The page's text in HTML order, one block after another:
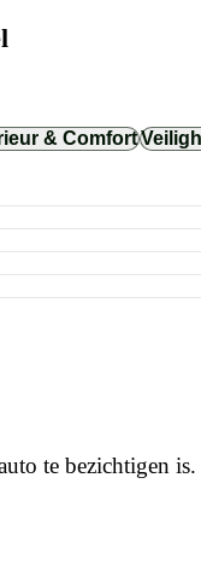
& Comfort
te bezichtigen is.